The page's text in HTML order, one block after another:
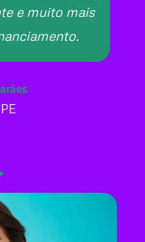
e muito mais